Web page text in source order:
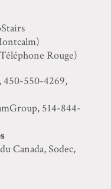
Rouge)
450-550-4269,
514-844-
Canada, Sodec,